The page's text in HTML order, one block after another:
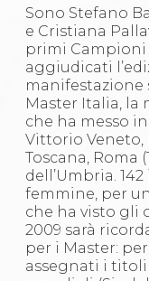
Sono Stefano
e Cristiana
primi Campioni
aggiudicati
manifestazione
Master Italia, la
che ha messo
Vittorio Veneto,
Toscana, Roma
dell’Umbria.
femmine, per
che ha visto gli
2009 sarà
per i Master:
assegnati i titoli